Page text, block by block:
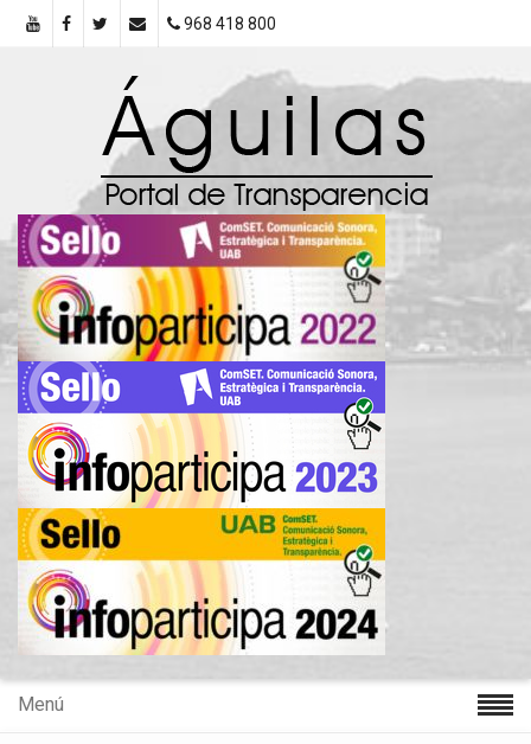
968 418 800
Menú